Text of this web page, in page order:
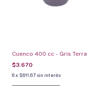
Cuenco 400 cc - Gris Terra
$3.670
6x $611,67 sin interés